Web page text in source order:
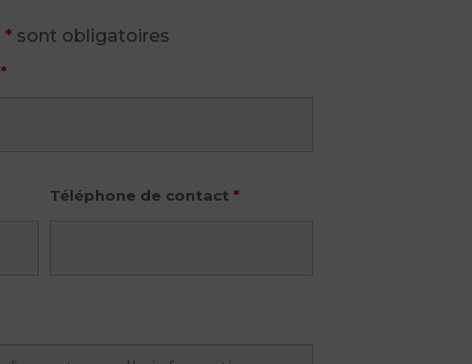
*sont obligatoires
*
Téléphone de contact *